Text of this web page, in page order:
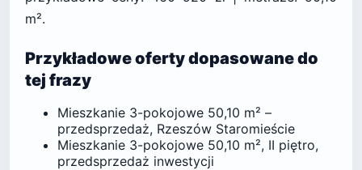
m².
Przykładowe oferty dopasowane do
tej frazy
Mieszkanie 3-pokojowe 50,10 m² –
przedsprzedaż, Rzeszów Staromieście
Mieszkanie 3-pokojowe 50,10 m², II piętro,
przedsprzedaż inwestycji